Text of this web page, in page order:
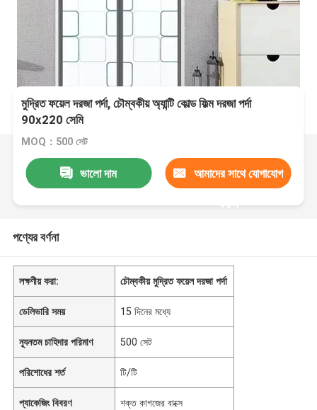
মুদ্রিত ফয়েল দরজা পর্দা, চৌম্বকীয় অ্যান্টি কোল্ড ফিল্ম দরজা পর্দা
90x220 সেমি
MOQ：500 সেট
ভালো দাম আমাদের সাথে যোগাযোগ
করুন
পণ্যের বর্ণনা
লক্ষণীয় করা: চৌম্বকীয় মুদ্রিত ফয়েল দরজা পর্দা
ডেলিভারি সময় 15 দিনের মধ্যে
ন্যূনতম চাহিদার পরিমাণ 500 সেট
পরিশোধের শর্ত টি/টি
প্যাকেজিং বিবরণ শক্ত কাগজের বাক্সে